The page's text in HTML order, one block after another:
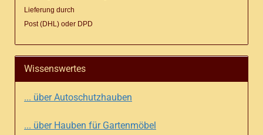
Lieferung durch
Post (DHL) oder DPD
Wissenswertes
... über Autoschutzhauben
... über Hauben für Gartenmöbel